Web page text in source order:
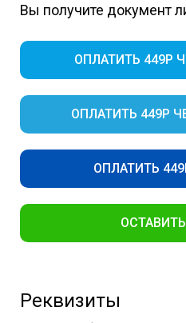
Вы получите документ
ОПЛАТИТЬ 449Р
ОПЛАТИТЬ 449Р
ОПЛАТИТЬ
Реквизиты